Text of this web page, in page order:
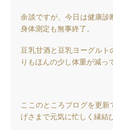
余談ですが、今日は健康診
身体測定も無事終了。
豆乳甘酒と豆乳ヨーグルト
りもほんの少し体重が減
ここのところブログを更
げさまで元気に忙しく縁結